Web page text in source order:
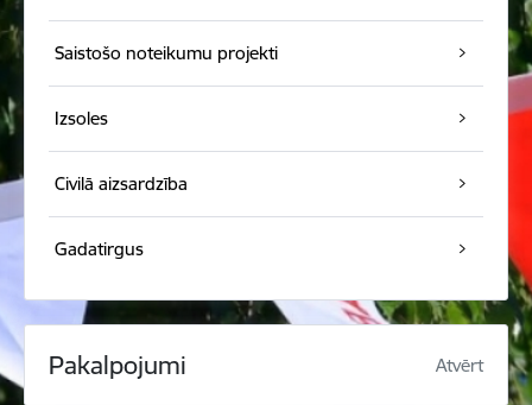
Saistošo noteikumu projekti
Izsoles
Civilā aizsardzība
Gadatirgus
Pakalpojumi Atvērt